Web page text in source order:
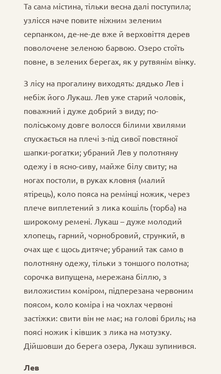
Та сама містина, тільки весна далі поступила;
узлісся наче повите ніжним зеленим
серпанком, де-не-де вже й верховіття дерев
поволочене зеленою барвою. Озеро стоїть
повне, в зелених берегах, як у рутвянім вінку.
З лісу на прогалину виходять: дядько Лев і
небіж його Лукаш. Лев уже старий чоловік,
поважний і дуже добрий з виду; по-
поліському довге волосся білими хвилями
спускається на плечі з-під сивої повстяної
шапки-рогатки; убраний Лев у полотняну
одежу і в ясно-сиву, майже білу свиту; на
ногах постоли, в руках кловня (малий
ятірець), коло пояса на ремінці ножик, через
плече виплетений з лика кошіль (торба) на
широкому ремені. Лукаш – дуже молодий
хлопець, гарний, чорнобровий, стрункий, в
очах ще є щось дитяче; убраний так само в
полотняну одежу, тільки з тоншого полотна;
сорочка випущена, мережана біллю, з
виложистим коміром, підперезана червоним
поясом, коло коміра і на чохлах червоні
застіжки: свити він не має; на голові бриль; на
поясі ножик і ківшик з лика на мотузку.
Дійшовши до берега озера, Лукаш зупинився.
Лев